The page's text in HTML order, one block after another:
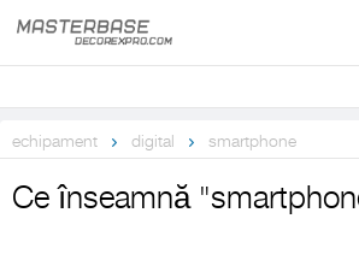
echipament digital smartphone
Ce înseamnă